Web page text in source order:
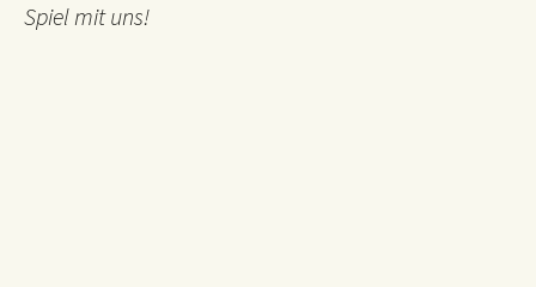
Spiel mit uns!